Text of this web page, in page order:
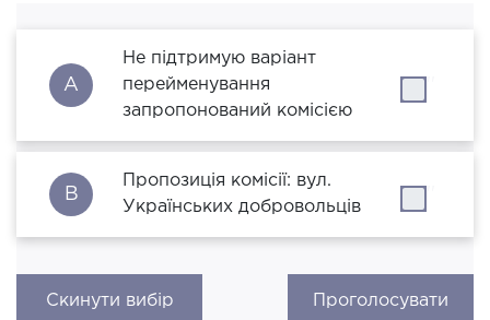
A
Не підтримую варіант
перейменування
запропонований комісією
B
Пропозиція комісії: вул.
Українських добровольців
Скинути вибір Проголосувати